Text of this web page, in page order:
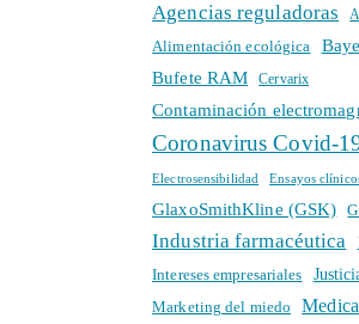
Agencias reguladoras
Alimentación ecológica
Bufete RAM Cervarix
Contaminación
Coronavirus Covid-
Electrosensibilidad Ensayos
GlaxoSmithKline (GSK)
Industria farmacéutica
Intereses empresariales
Marketing del miedo